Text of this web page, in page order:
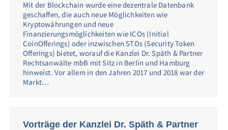
Mit der Blockchain wurde eine dezentrale Datenbank
geschaffen, die auch neue Möglichkeiten wie
Kryptowährungen und neue
Finanzierungsmöglichkeiten wie ICOs (Initial
CoinOfferings) oder inzwischen STOs (Security Token
Offerings) bietet, worauf die Kanzlei Dr. Späth & Partner
Rechtsanwälte mbB mit Sitz in Berlin und Hamburg
hinweist. Vor allem in den Jahren 2017 und 2018 war der
Markt…
Vorträge der Kanzlei Dr. Späth & Partner